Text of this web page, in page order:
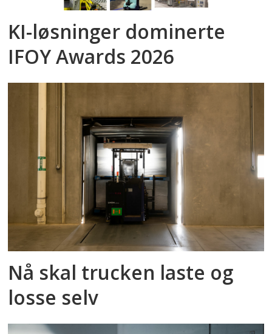
KI-løsninger dominerte
IFOY Awards 2026
Nå skal trucken laste og
losse selv